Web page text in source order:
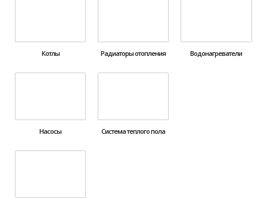
Котлы Радиаторы отопления Водонагреватели
Насосы Система теплого пола